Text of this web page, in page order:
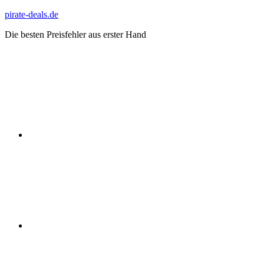
Zum
springen
pirate-deals.de
Die besten Preisfehler aus erster Hand